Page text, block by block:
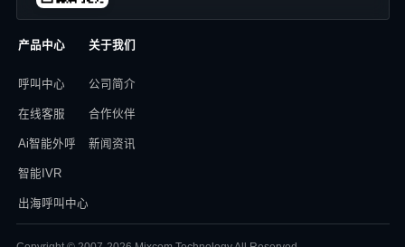
产品中心
呼叫中心
在线客服
Ai智能外呼
智能IVR
出海呼叫中心
关于我们
公司简介
合作伙伴
新闻资讯